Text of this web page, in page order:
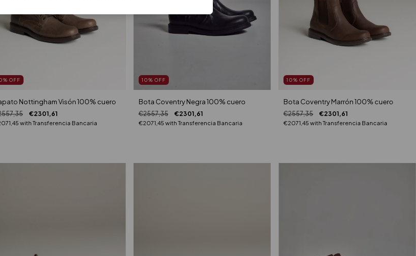
% OFF
Nottingham Visón 100% cuero
€2301,61
with Transferencia Bancaria
10% OFF
Bota Coventry Negra 100% cuero
€2557,35 €2301,61
€2071,45 withTransferencia Bancaria
10%OFF
Bota Coventry Marrón 100% cuero
€2557,35 €2301,61
€2071,45with Transferencia Bancaria